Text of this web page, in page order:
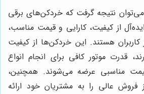
می‌توان نتیجه گرفت که خردکن‌های برقی
از کیفیت، کارایی و قیمت مناسب،
کاربران هستند. این خردکن‌ها از کیفیت
قدرت موتور کافی برای انجام انواع
مناسبی عرضه می‌شوند. همچنین،
عالی را به مشتریان خود ارائه